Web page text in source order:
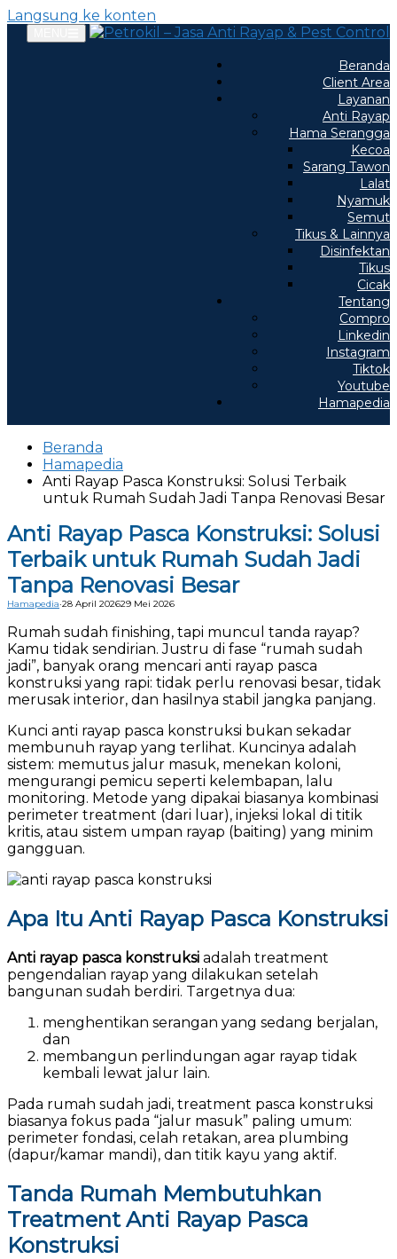
Langsung ke konten
Beranda
Client Area
Layanan
Anti Rayap
Hama Serangga
Kecoa
Sarang Tawon
Lalat
Nyamuk
Semut
Tikus & Lainnya
Disinfektan
Tikus
Cicak
Tentang
Compro
Linkedin
Instagram
Tiktok
Youtube
Hamapedia
Beranda
Hamapedia
Anti Rayap Pasca Konstruksi: Solusi Terbaik
untuk Rumah Sudah Jadi Tanpa Renovasi Besar
Anti Rayap Pasca Konstruksi: Solusi
Terbaik untuk Rumah Sudah Jadi
Tanpa Renovasi Besar
Hamapedia·28 April 202629 Mei 2026
Rumah sudah finishing, tapi muncul tanda rayap?
Kamu tidak sendirian. Justru di fase “rumah sudah
jadi”, banyak orang mencari anti rayap pasca
konstruksi yang rapi: tidak perlu renovasi besar, tidak
merusak interior, dan hasilnya stabil jangka panjang.
Kunci anti rayap pasca konstruksi bukan sekadar
membunuh rayap yang terlihat. Kuncinya adalah
sistem: memutus jalur masuk, menekan koloni,
mengurangi pemicu seperti kelembapan, lalu
monitoring. Metode yang dipakai biasanya kombinasi
perimeter treatment (dari luar), injeksi lokal di titik
kritis, atau sistem umpan rayap (baiting) yang minim
gangguan.
Apa Itu Anti Rayap Pasca Konstruksi
Anti rayap pasca konstruksi adalah treatment
pengendalian rayap yang dilakukan setelah
bangunan sudah berdiri. Targetnya dua:
menghentikan serangan yang sedang berjalan,
dan
membangun perlindungan agar rayap tidak
kembali lewat jalur lain.
Pada rumah sudah jadi, treatment pasca konstruksi
biasanya fokus pada “jalur masuk” paling umum:
perimeter fondasi, celah retakan, area plumbing
(dapur/kamar mandi), dan titik kayu yang aktif.
Tanda Rumah Membutuhkan
Treatment Anti Rayap Pasca
Konstruksi